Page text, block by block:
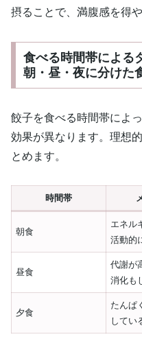
摂ることで、満腹感を得
食べる時間帯による
朝・昼・夜に分けた
餃子を食べる時間帯によ
効果が異なります。理想
とめます。
時間帯
朝食
エネル
活動的
昼食
代謝が
消化も
夕食
たんぱ
してい